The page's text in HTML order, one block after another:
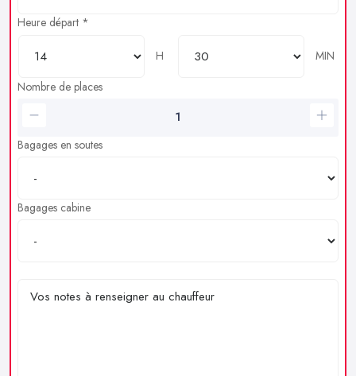
Heure départ *
H
MIN
Nombre de places
Bagages en soutes
Bagages cabine